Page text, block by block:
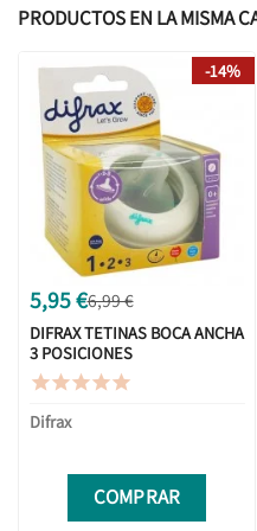
PRODUCTOS EN LA MISMA
5,95 €6,99 €
DIFRAX TETINAS BOCA ANCHA
3 POSICIONES

Difrax
COMPRAR
-14%